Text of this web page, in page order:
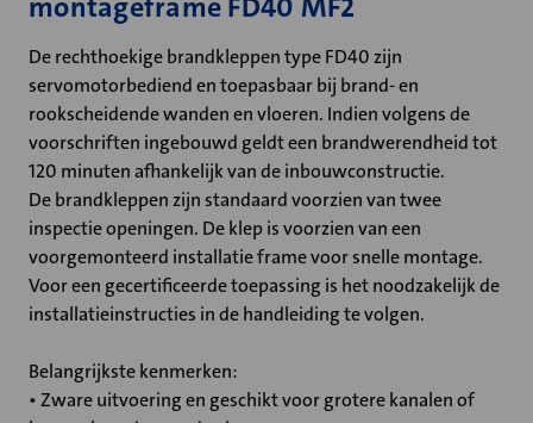
De rechthoekige brandkleppen type FD40 zijn
servomotorbediend en toepasbaar bij brand- en
rookscheidende wanden en vloeren. Indien volgens de
voorschriften ingebouwd geldt een brandwerendheid tot
120 minuten afhankelijk van de inbouwconstructie.
De brandkleppen zijn standaard voorzien van twee
inspectie openingen. De klep is voorzien van een
voorgemonteerd installatie frame voor snelle montage.
Voor een gecertificeerde toepassing is het noodzakelijk de
installatieinstructies in de handleiding te volgen.
Belangrijkste kenmerken:
• Zware uitvoering en geschikt voor grotere kanalen of